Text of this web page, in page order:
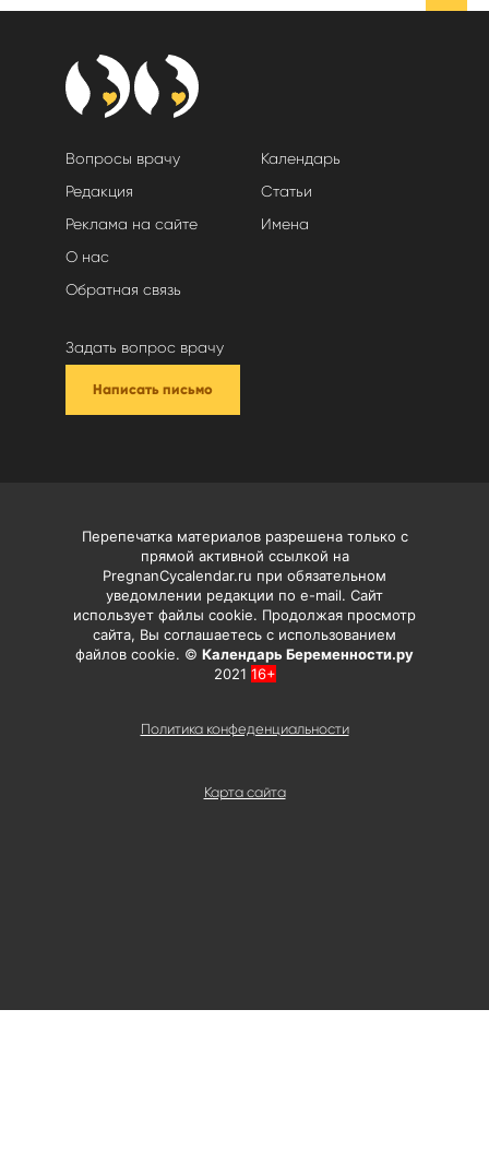
Вопросы врачу
Редакция
Реклама на сайте
О нас
Обратная связь
Календарь
Статьи
Имена
Задать вопрос врачу
Написать письмо
Карта сайта
Перепечатка материалов разрешена только с
прямой активной ссылкой на
PregnanCycalendar.ru при обязательном
уведомлении редакции по e-mail. Сайт
использует файлы cookie. Продолжая просмотр
сайта, Вы соглашаетесь с использованием
файлов cookie. © Календарь Беременности.ру
2021 16+
Политика конфеденциальности